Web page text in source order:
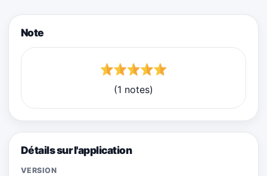
Note
(1 notes)
Détails sur l'application
VERSION